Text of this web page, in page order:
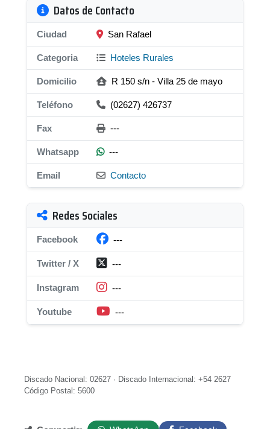
Datos de Contacto
Ciudad San Rafael
Categoria Hoteles Rurales
Domicilio R 150 s/n - Villa 25 de mayo
Teléfono (02627) 426737
Fax ---
Whatsapp ---
Email Contacto
Redes Sociales
Facebook ---
Twitter / X ---
Instagram ---
Youtube ---
Discado Nacional: 02627 · Discado Internacional: +54 2627
Código Postal: 5600